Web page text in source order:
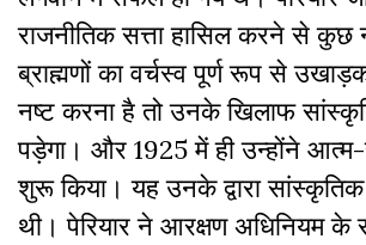
राजनीतिक सत्ता हासिल करने से कुछ
ब्राह्मणों का वर्चस्व पूर्ण रूप से
नष्ट करना है तो उनके खिलाफ
पड़ेगा। और 1925 में ही उन्होंने
शुरू किया। यह उनके द्वारा सांस्कृतिक
थी। पेरियार ने आरक्षण अधिनियम के